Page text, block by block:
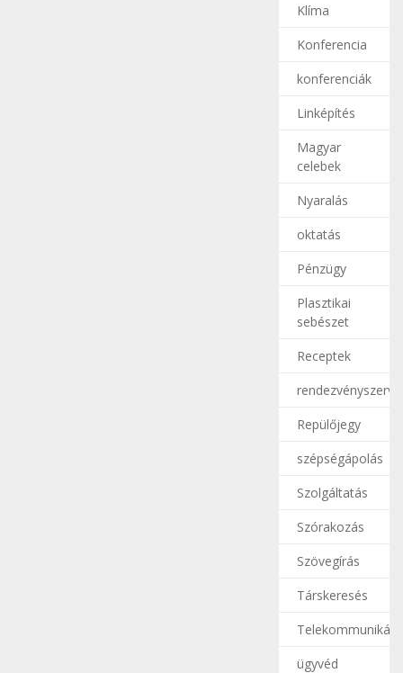
Klíma
Konferencia
konferenciák
Linképítés
Magyar
celebek
Nyaralás
oktatás
Pénzügy
Plasztikai
sebészet
Receptek
Repülőjegy
szépségápolás
Szolgáltatás
Szórakozás
Szövegírás
Társkeresés
ügyvéd